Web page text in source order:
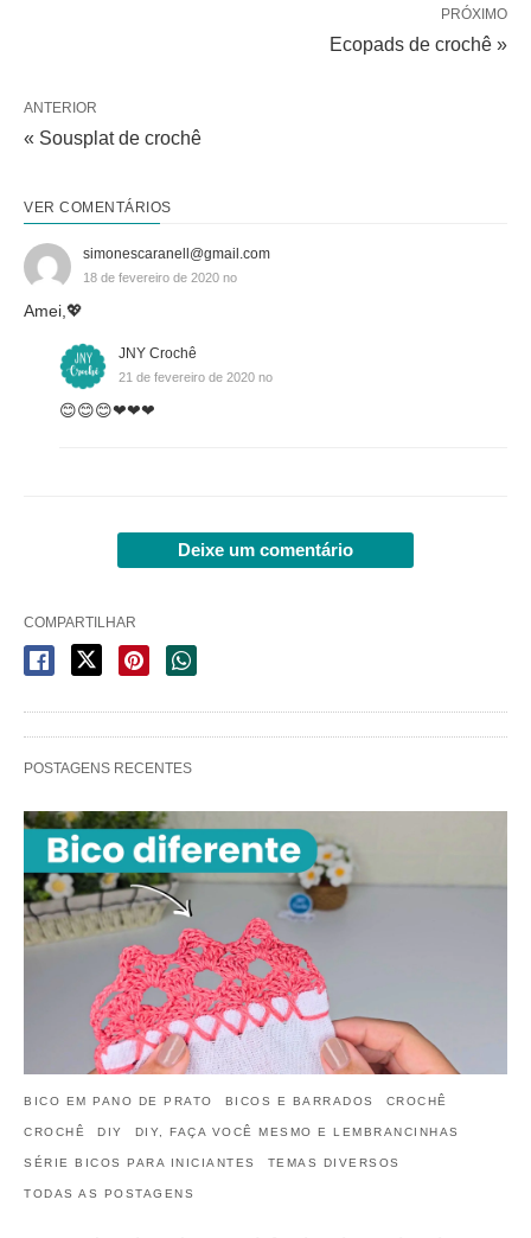
PRÓXIMO
Ecopads de crochê »
ANTERIOR
« Sousplat de crochê
VER COMENTÁRIOS
simonescaranell@gmail.com
18 de fevereiro de 2020 no
Amei,💖
JNY Crochê
21 de fevereiro de 2020 no
😊😊😊❤❤❤
Deixe um comentário
COMPARTILHAR
POSTAGENS RECENTES
BICO EM PANO DE PRATO BICOS E BARRADOS CROCHÊ
CROCHÊ DIY DIY, FAÇA VOCÊ MESMO E LEMBRANCINHAS
SÉRIE BICOS PARA INICIANTES TEMAS DIVERSOS
TODAS AS POSTAGENS